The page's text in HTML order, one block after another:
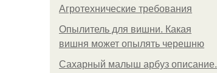
Агротехнические требования
Опылитель для вишни. Какая
вишня может опылять черешню
Сахарный малыш арбуз описание.